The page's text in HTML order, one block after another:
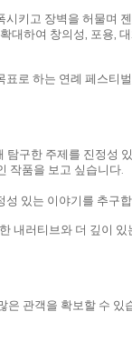
키고 장벽을 허물며
대하여 창의성, 포용,
로 하는 연례 페스티
구한 주제를 진정성
작품을 보고 싶습니다.
있는 이야기를 추구
내러티브와 더 깊이
관객을 확보할 수 있